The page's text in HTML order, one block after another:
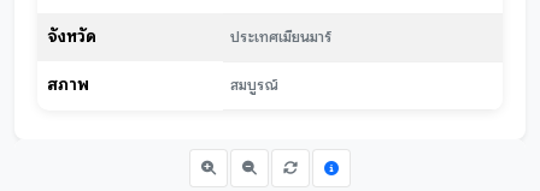
จังหวัด ประเทศเมียนมาร์
สภาพ สมบูรณ์